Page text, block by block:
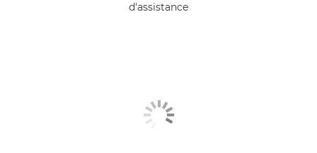
d'assistance